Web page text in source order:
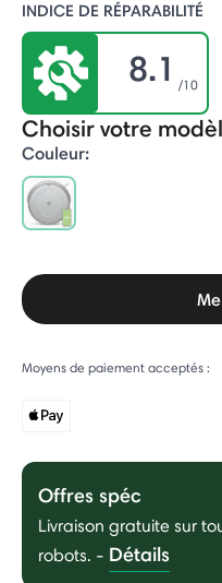
INDICE DE RÉPARABILITÉ
8.1 /10
Choisir votre
Couleur:
Moyens de paiement acceptés :
Offres spéc
Livraison gratuite sur
robots. - Détails